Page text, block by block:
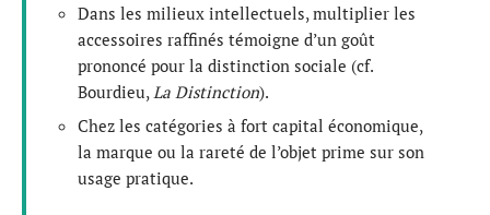
Dans les milieux intellectuels, multiplier les
accessoires raffinés témoigne d’un goût
prononcé pour la distinction sociale (cf.
Bourdieu, La Distinction).
Chez les catégories à fort capital économique,
la marque ou la rareté de l’objet prime sur son
usage pratique.